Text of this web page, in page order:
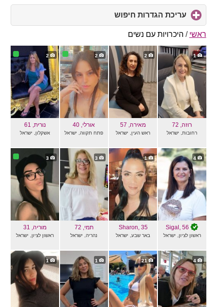
עריכת הגדרות חיפוש
to
contents
ראשי / היכרויות עם נשים
1
רוזה, 72
רחובות, ישראל
2
מאירה, 57
ראש העין, ישראל
2
אורלי, 40
פתח תקווה, ישראל
2
נורית, 61
אשקלון, ישראל
4
Sigal , 56
ראשון לציון, ישראל
1
Sharon, 35
באר שבע, ישראל
3
תמי, 72
נהריה, ישראל
3
מוריה, 31
ראשון לציון, ישראל
4
21
1
1